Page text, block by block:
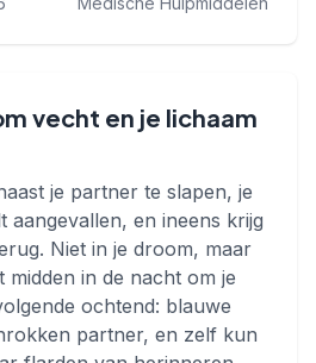
vecht en je lichaam
je partner te slapen, je
aangevallen, en ineens krijg
Niet in je droom, maar
in de nacht om je
ochtend: blauwe
partner, en zelf kun